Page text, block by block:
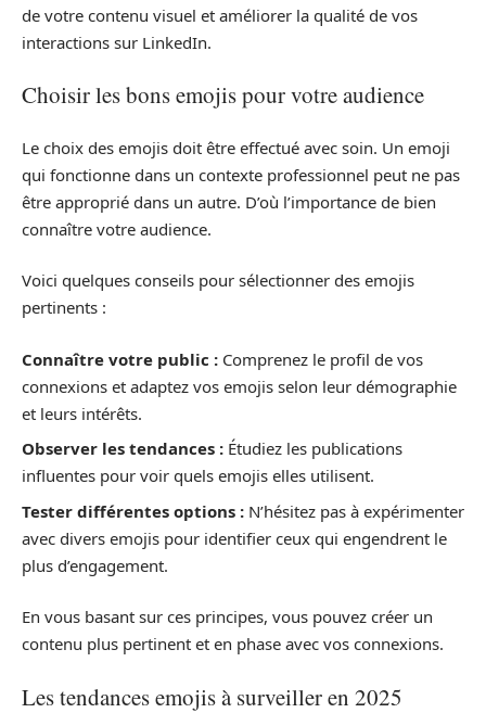
de votre contenu visuel et améliorer la qualité de vos
interactions sur LinkedIn.
Choisir les bons emojis pour votre audience
Le choix des emojis doit être effectué avec soin. Un emoji
qui fonctionne dans un contexte professionnel peut ne pas
être approprié dans un autre. D’où l’importance de bien
connaître votre audience.
Voici quelques conseils pour sélectionner des emojis
pertinents :
Connaître votre public : Comprenez le profil de vos
connexions et adaptez vos emojis selon leur démographie
et leurs intérêts.
Observer les tendances : Étudiez les publications
influentes pour voir quels emojis elles utilisent.
Tester différentes options : N’hésitez pas à expérimenter
avec divers emojis pour identifier ceux qui engendrent le
plus d’engagement.
En vous basant sur ces principes, vous pouvez créer un
contenu plus pertinent et en phase avec vos connexions.
Les tendances emojis à surveiller en 2025